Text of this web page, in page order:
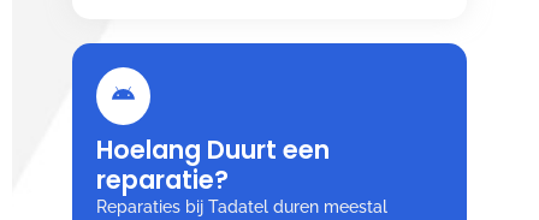
Hoelang Duurt een
reparatie?
Reparaties bij Tadatel duren meestal